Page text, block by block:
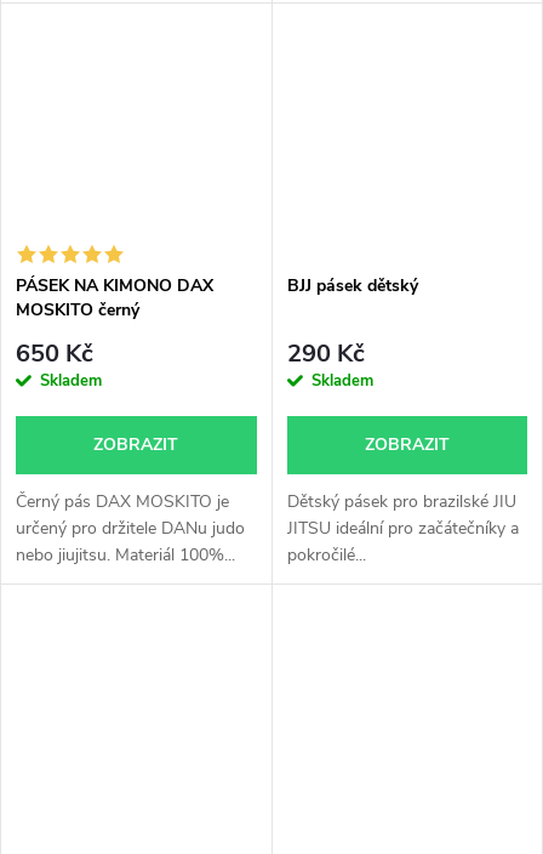
PÁSEK NA KIMONO DAX
MOSKITO černý
650 Kč
Skladem
ZOBRAZIT
Černý pás DAX MOSKITO je
určený pro držitele DANu judo
nebo jiujitsu. Materiál 100%...
BJJ pásek dětský
290 Kč
Skladem
ZOBRAZIT
Dětský pásek pro brazilské JIU
JITSU ideální pro začátečníky a
pokročilé...